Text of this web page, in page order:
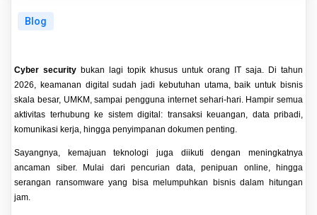
Blog
Cyber security bukan lagi topik khusus untuk orang IT saja. Di tahun
2026, keamanan digital sudah jadi kebutuhan utama, baik untuk bisnis
skala besar, UMKM, sampai pengguna internet sehari-hari. Hampir semua
aktivitas terhubung ke sistem digital: transaksi keuangan, data pribadi,
komunikasi kerja, hingga penyimpanan dokumen penting.
Sayangnya, kemajuan teknologi juga diikuti dengan meningkatnya
ancaman siber. Mulai dari pencurian data, penipuan online, hingga
serangan ransomware yang bisa melumpuhkan bisnis dalam hitungan
jam.